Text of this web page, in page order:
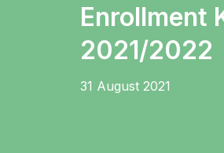
Enrollment
2021/2022
31 August 2021